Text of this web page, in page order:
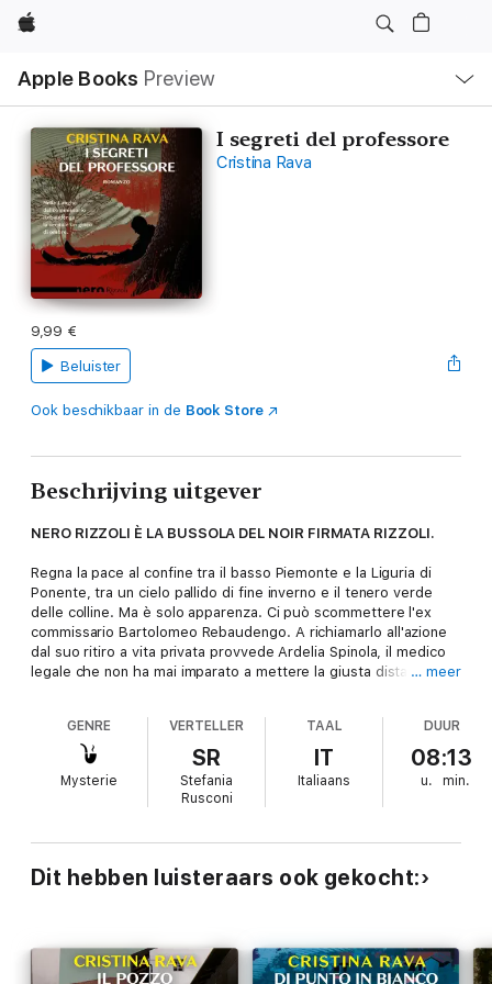
Apple
Apple Books Preview
lokaal
navigatiemenu
I segreti del professore
Cristina Rava
9,99 €
Beluister
Ook beschikbaar in de Book Store
Beschrijving uitgever
NERO RIZZOLI È LA BUSSOLA DEL NOIR FIRMATA RIZZOLI.
Regna la pace al confine tra il basso Piemonte e la Liguria di
Ponente, tra un cielo pallido di fine inverno e il tenero verde
delle colline. Ma è solo apparenza. Ci può scommettere l'ex
commissario Bartolomeo Rebaudengo. A richiamarlo all'azione
dal suo ritiro a vita privata provvede Ardelia Spinola, il medico
legale che non ha mai imparato a mettere la giusta distanza tra
si perde in Alta Langa, con una serie di delitti dietro cui sembra
celarsi la mano di un serial killer. Tre fori di proiettile, a formare
un triangolo scaleno sul petto delle vittime, sono la firma
dell'assassino. Mentre la nuova amicizia tra Bartolomeo e
Ardelia nasconde a fatica le tracce dell'antica passione, il
la pista giusta è davvero difficile: una giovane scrittrice, un
anziano prete e un enigmatico professore custodiscono segreti
inconfessabili. E le menzogne confondono la verità come la
Nelle pieghe di un'affilatissima commedia nera, Cristina Rava si
conferma una voce unica nel sondare i tempestosi rovesci
… meer
GENRE
Mysterie
VERTELLER
SR
Stefania
Rusconi
TAAL
IT
Italiaans
DUUR
08:13
u. min.
Dit hebben luisteraars ook gekocht: